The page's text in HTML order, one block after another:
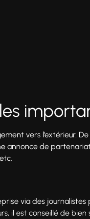
vers l’extérieur.
annonce de
via des journalistes
il est conseillé de